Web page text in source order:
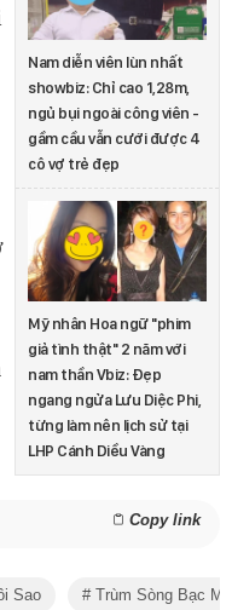
Nam diễn viên lùn nhất
showbiz: Chỉ cao 1,28m,
ngủ bụi ngoài công viên -
gầm cầu vẫn cưới được 4
cô vợ trẻ đẹp
Mỹ nhân Hoa ngữ "phim
giả tình thật" 2 năm với
nam thần Vbiz: Đẹp
ngang ngửa Lưu Diệc Phi,
từng làm nên lịch sử tại
LHP Cánh Diều Vàng
Copy link
Sao Trùm Sòng Bạc